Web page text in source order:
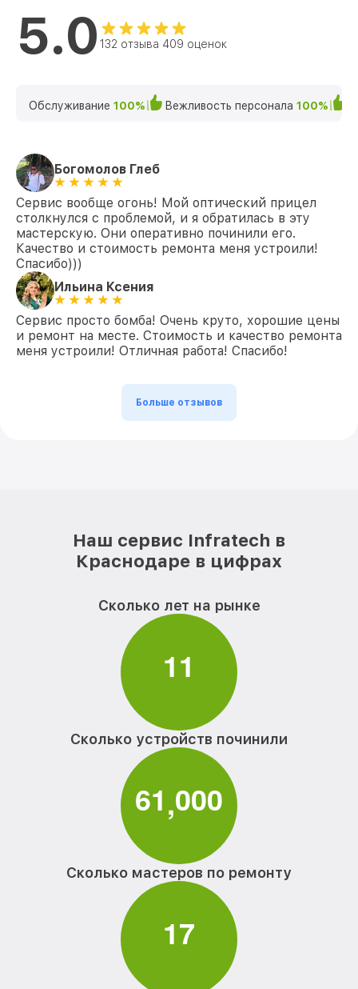
5.0 132 отзыва 409 оценок
Обслуживание 100% Вежливость персонала 100%
Богомолов Глеб
Сервис вообще огонь! Мой оптический прицел
столкнулся с проблемой, и я обратилась в эту
мастерскую. Они оперативно починили его.
Качество и стоимость ремонта меня устроили!
Спасибо)))
Ильина Ксения
Сервис просто бомба! Очень круто, хорошие цены
и ремонт на месте. Стоимость и качество ремонта
меня устроили! Отличная работа! Спасибо!
Больше отзывов
Наш сервис Infratech в
Краснодаре в цифрах
Сколько лет на рынке
11
Сколько устройств починили
61,000
Сколько мастеров по ремонту
17